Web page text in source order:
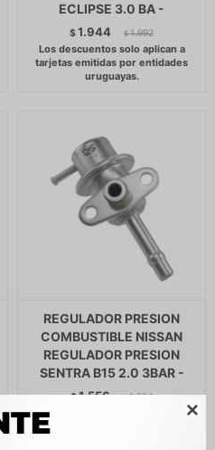

ECLIPSE 3.0 BA -
$1.944 $ 1.992
REGULADOR PRESION
COMBUSTIBLE NISSAN
REGULADOR PRESION
SENTRA B15 2.0 3BAR -
$1.556 $ 1.594